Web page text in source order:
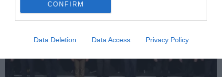
CONFIRM
Data Deletion Data Access Privacy Policy